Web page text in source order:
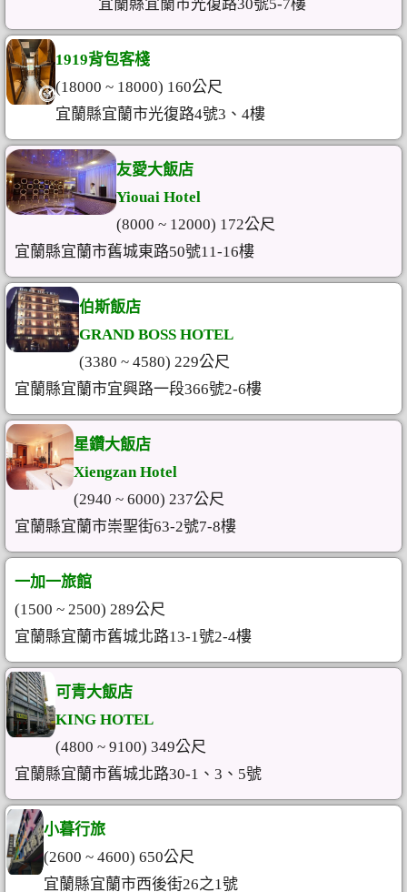
宜蘭縣宜蘭市光復路30號5-7樓
1919背包客棧
(18000 ~ 18000) 160公尺
宜蘭縣宜蘭市光復路4號3、4樓
友愛大飯店
Yiouai Hotel
(8000 ~ 12000) 172公尺
宜蘭縣宜蘭市舊城東路50號11-16樓
伯斯飯店
GRAND BOSS HOTEL
(3380 ~ 4580) 229公尺
宜蘭縣宜蘭市宜興路一段366號2-6樓
星鑽大飯店
Xiengzan Hotel
(2940 ~ 6000) 237公尺
宜蘭縣宜蘭市崇聖街63-2號7-8樓
一加一旅館
(1500 ~ 2500) 289公尺
宜蘭縣宜蘭市舊城北路13-1號2-4樓
可青大飯店
KING HOTEL
(4800 ~ 9100) 349公尺
宜蘭縣宜蘭市舊城北路30-1、3、5號
小暮行旅
(2600 ~ 4600) 650公尺
宜蘭縣宜蘭市西後街26之1號